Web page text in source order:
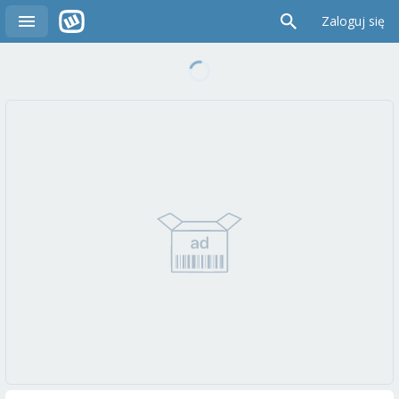
Zaloguj się